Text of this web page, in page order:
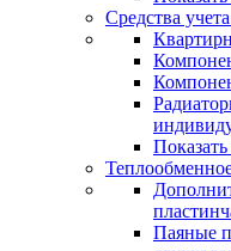
Средства
Показать
Паяные